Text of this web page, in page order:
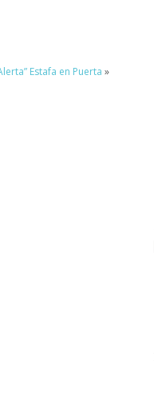
Estafa en Puerta »